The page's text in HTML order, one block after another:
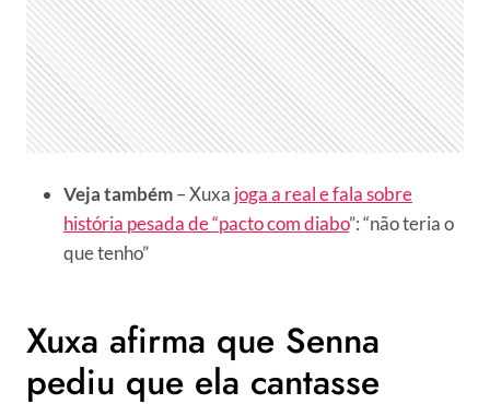
Veja também– Xuxa joga a real e fala sobre
história pesada de “pacto com diabo”: “não teria o
que tenho”
Xuxa afirma que Senna
pediu que ela cantasse